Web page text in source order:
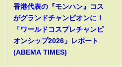
香港代表の『モンハン』コス
がグランドチャンピオンに！
「ワールドコスプレチャンピ
オンシップ2026」レポート
(ABEMA TIMES)